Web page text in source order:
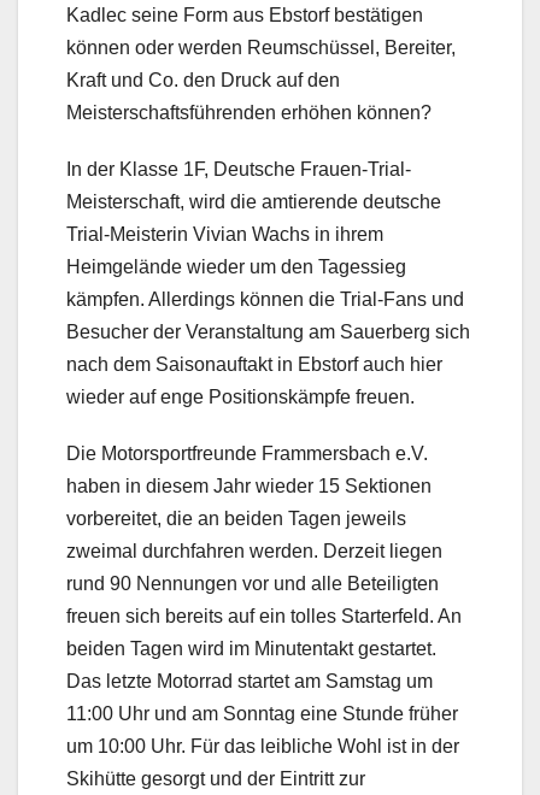
Kadlec seine Form aus Ebstorf bestätigen
können oder werden Reumschüssel, Bereiter,
Kraft und Co. den Druck auf den
Meisterschaftsführenden erhöhen können?
In der Klasse 1F, Deutsche Frauen-Trial-
Meisterschaft, wird die amtierende deutsche
Trial-Meisterin Vivian Wachs in ihrem
Heimgelände wieder um den Tagessieg
kämpfen. Allerdings können die Trial-Fans und
Besucher der Veranstaltung am Sauerberg sich
nach dem Saisonauftakt in Ebstorf auch hier
wieder auf enge Positionskämpfe freuen.
Die Motorsportfreunde Frammersbach e.V.
haben in diesem Jahr wieder 15 Sektionen
vorbereitet, die an beiden Tagen jeweils
zweimal durchfahren werden. Derzeit liegen
rund 90 Nennungen vor und alle Beteiligten
freuen sich bereits auf ein tolles Starterfeld. An
beiden Tagen wird im Minutentakt gestartet.
Das letzte Motorrad startet am Samstag um
11:00 Uhr und am Sonntag eine Stunde früher
um 10:00 Uhr. Für das leibliche Wohl ist in der
Skihütte gesorgt und der Eintritt zur